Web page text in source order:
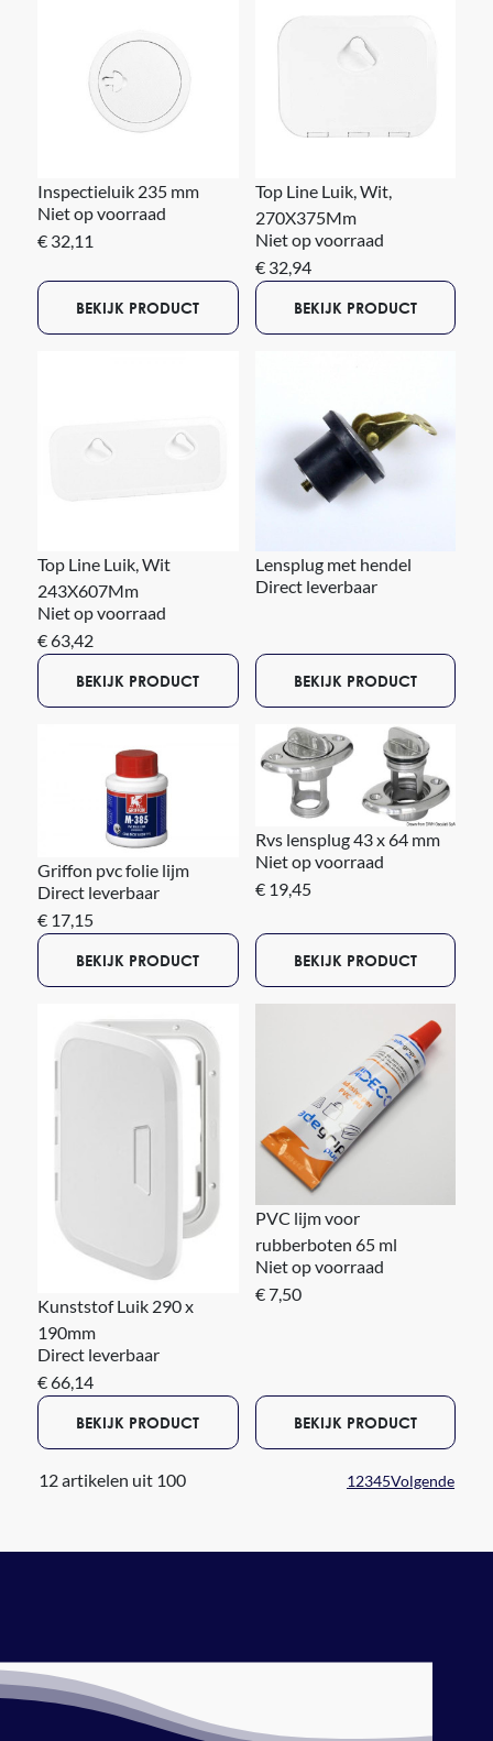
Inspectieluik 235 mm
Niet op voorraad
€ 32,11
BEKIJK PRODUCT
Top Line Luik, Wit,
270X375Mm
Niet op voorraad
€ 32,94
BEKIJK PRODUCT
Top Line Luik, Wit
243X607Mm
Niet op voorraad
€ 63,42
BEKIJK PRODUCT
Lensplug met hendel
Direct leverbaar
BEKIJK PRODUCT
Griffon pvc folie lijm
Direct leverbaar
€ 17,15
BEKIJK PRODUCT
Rvs lensplug 43 x 64 mm
Niet op voorraad
€ 19,45
BEKIJK PRODUCT
Kunststof Luik 290 x
190mm
Direct leverbaar
€ 66,14
BEKIJK PRODUCT
PVC lijm voor
rubberboten 65 ml
Niet op voorraad
€ 7,50
BEKIJK PRODUCT
12 artikelen uit 100 12345Volgende